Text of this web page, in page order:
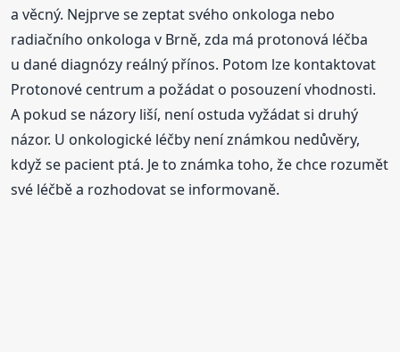
a věcný. Nejprve se zeptat svého onkologa nebo
radiačního onkologa v Brně, zda má protonová léčba
u dané diagnózy reálný přínos. Potom lze kontaktovat
Protonové centrum a požádat o posouzení vhodnosti.
A pokud se názory liší, není ostuda vyžádat si druhý
názor. U onkologické léčby není známkou nedůvěry,
když se pacient ptá. Je to známka toho, že chce rozumět
své léčbě a rozhodovat se informovaně.